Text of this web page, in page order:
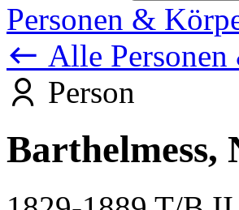
Personen &
Alle
Person
Barthelmess,